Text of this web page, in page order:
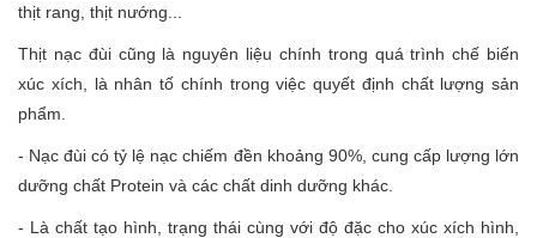
thịt rang, thịt nướng...
Thịt nạc đùi cũng là nguyên liệu chính trong quá trình chế biến
xúc xích, là nhân tố chính trong việc quyết định chất lượng sản
phẩm.
- Nạc đùi có tỷ lệ nạc chiếm đền khoảng 90%, cung cấp lượng lớn
dưỡng chất Protein và các chất dinh dưỡng khác.
- Là chất tạo hình, trạng thái cùng với độ đặc cho xúc xích hình,